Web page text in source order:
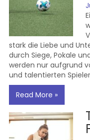
stark die Liebe und
durch Siege, Pokale
werden nur aufgrund
und talentierten
Read More »